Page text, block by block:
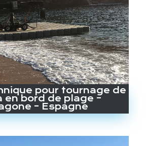
pour tournage de
en bord de plage –
– Espagne